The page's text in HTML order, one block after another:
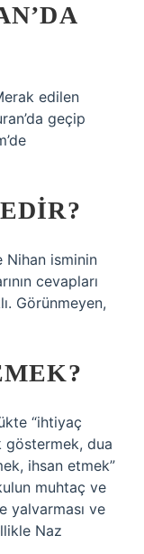
edilen
geçip
Nihan isminin
cevapları
Görünmeyen,
“ihtiyaç
dua
ihsan etmek”
muhtaç ve
yalvarması ve
Naz